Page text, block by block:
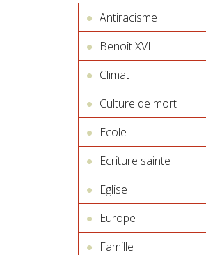
Antiracisme
Benoît XVI
Climat
Culture de mort
Ecole
Ecriture sainte
Eglise
Europe
Famille